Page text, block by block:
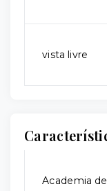
vista livre
Academia